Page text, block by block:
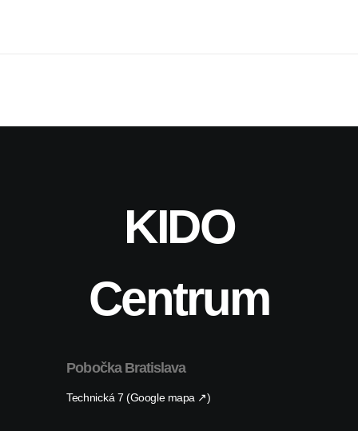
KIDO
Centrum
Pobočka Bratislava
Technická 7 (Google mapa ↗)